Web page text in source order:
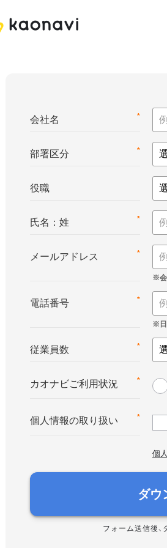
*
会社名
*
部署区分
役職
*
氏名：姓
*
メールアドレス
*
電話番号
*
従業員数
*
カオナビご利用状況
*
個人情報の取り扱い
個
ダウ
フォーム送信後